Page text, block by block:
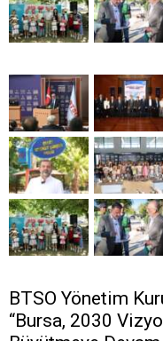
BTSO Yönetim
“Bursa, 2030